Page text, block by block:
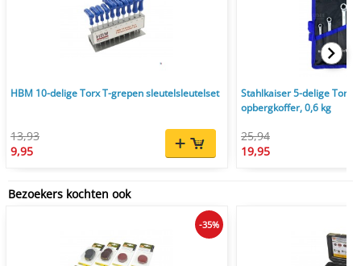
HBM 10-delige Torx T-grepen sleutelsleutelset
13,93
9,95
Stahlkaiser 5-delige Torx
opbergkoffer, 0,6 kg
25,94
19,95
Bezoekers kochten ook
-35%